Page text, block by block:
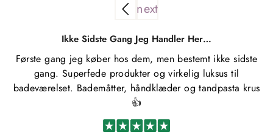
Ikke Sidste Gang Jeg Handler Her…
Første gang jeg køber hos dem, men bestemt ikke sidste
gang. Superfede produkter og virkelig luksus til
badeværelset. Bademåtter, håndklæder og tandpasta krus
👍